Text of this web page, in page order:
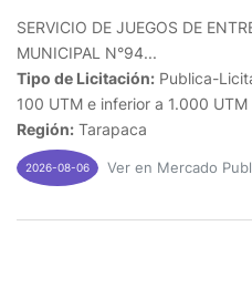
SERVICIO DE JUEGOS DE
MUNICIPAL N°94...
Tipo de Licitación: Publica-
100 UTM e inferior a 1.000 UTM
Región: Tarapaca
2026-08-06 Ver en Mercado